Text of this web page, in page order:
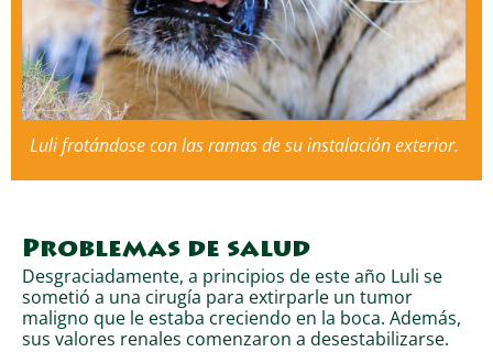
Luli frotándose con las ramas de su instalación exterior.
Problemas de salud
Desgraciadamente, a principios de este año Luli se
sometió a una cirugía para extirparle un tumor
maligno que le estaba creciendo en la boca. Además,
sus valores renales comenzaron a desestabilizarse.